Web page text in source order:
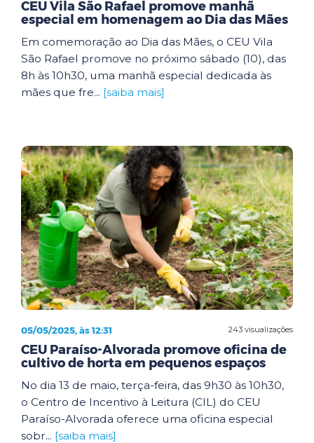
CEU Vila São Rafael promove manhã
especial em homenagem ao Dia das Mães
Em comemoração ao Dia das Mães, o CEU Vila
São Rafael promove no próximo sábado (10), das
8h às 10h30, uma manhã especial dedicada às
mães que fre... [saiba mais]
243 visualizações
05/05/2025, às 12:31
CEU Paraíso-Alvorada promove oficina de
cultivo de horta em pequenos espaços
No dia 13 de maio, terça-feira, das 9h30 às 10h30,
o Centro de Incentivo à Leitura (CIL) do CEU
Paraíso-Alvorada oferece uma oficina especial
sobr... [saiba mais]